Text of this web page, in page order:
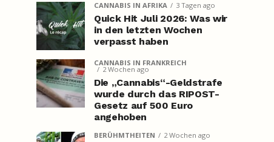
CANNABIS IN AFRIKA 3 Tagen ago
Quick Hit Juli 2026: Was wir
in den letzten Wochen
verpasst haben
CANNABIS IN FRANKREICH
2 Wochen ago
Die „Cannabis“-Geldstrafe
wurde durch das RIPOST-
Gesetz auf 500 Euro
angehoben
BERÜHMTHEITEN 2 Wochen ago